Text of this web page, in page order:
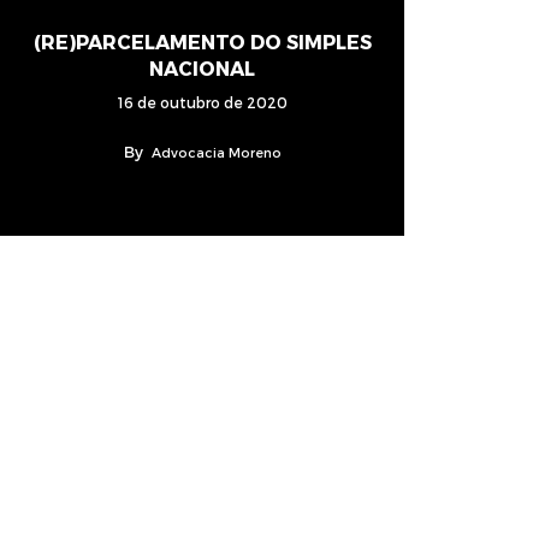
(RE)PARCELAMENTO DO SIMPLES
NACIONAL
16 de outubro de 2020
By Advocacia Moreno